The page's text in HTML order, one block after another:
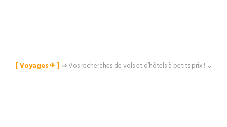
[ Voyages ✈︎ ]⇒Vos recherches de vols et d’hôtels à petits prix ! ⇓